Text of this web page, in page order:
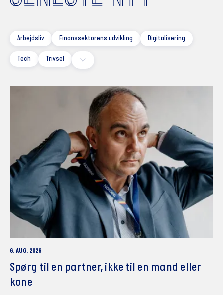
Arbejdsliv Finanssektorens udvikling Digitalisering
Tech Trivsel
6. AUG. 2026
Spørg til en partner, ikke til en mand eller
kone